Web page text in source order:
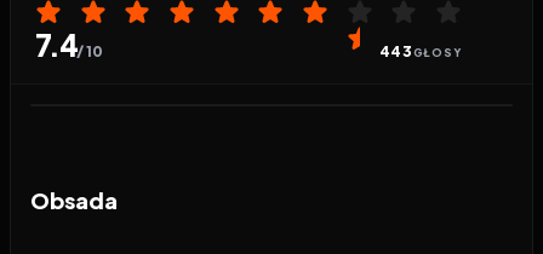
7.4/ 10 443GŁOSY
Obsada